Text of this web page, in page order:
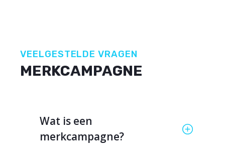
VEELGESTELDE VRAGEN
MERKCAMPAGNE
Wat is een
merkcampagne?